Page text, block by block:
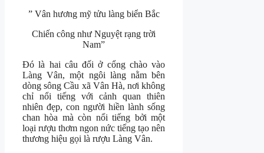
” Vân hương mỹ tửu làng biển Bắc
Chiến công như Nguyệt rạng trời
Nam”
Đó là hai câu đối ở cổng chào vào
Làng Vân, một ngôi làng nằm bên
dòng sông Cầu xã Vân Hà, nơi không
chỉ nổi tiếng với cảnh quan thiên
nhiên đẹp, con người hiền lành sống
chan hòa mà còn nổi tiếng bởi một
loại rượu thơm ngon nức tiếng tạo nên
thương hiệu gọi là rượu Làng Vân.